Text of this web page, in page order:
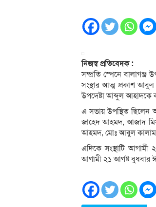
নিজস্ব প্রতিবেদক :
সম্প্রতি স্পেনে বালাগঞ্জ
সংস্থার আত্ম প্রকাশ
উপদেষ্টা আব্দুল আহাদকে
এ সভায় উপস্থিত ছিলেন
জাহেদ আহমদ, আজাদ
আহমদ, মোঃ আবুল
এদিকে সংস্থাটি আগামী
আগামী ২১ আগষ্ট বুধবার